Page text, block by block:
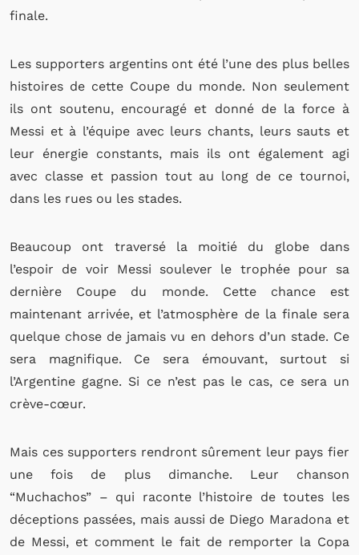
finale.
Les supporters argentins ont été l’une des plus belles
histoires de cette Coupe du monde. Non seulement
ils ont soutenu, encouragé et donné de la force à
Messi et à l’équipe avec leurs chants, leurs sauts et
leur énergie constants, mais ils ont également agi
avec classe et passion tout au long de ce tournoi,
dans les rues ou les stades.
Beaucoup ont traversé la moitié du globe dans
l’espoir de voir Messi soulever le trophée pour sa
dernière Coupe du monde. Cette chance est
maintenant arrivée, et l’atmosphère de la finale sera
quelque chose de jamais vu en dehors d’un stade. Ce
sera magnifique. Ce sera émouvant, surtout si
l’Argentine gagne. Si ce n’est pas le cas, ce sera un
crève-cœur.
Mais ces supporters rendront sûrement leur pays fier
une fois de plus dimanche. Leur chanson
“Muchachos” – qui raconte l’histoire de toutes les
déceptions passées, mais aussi de Diego Maradona et
de Messi, et comment le fait de remporter la Copa